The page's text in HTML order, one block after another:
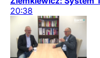
20:38